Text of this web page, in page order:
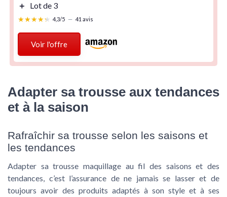
＋
Lot de 3
★★★★★
★★★★★ 4,3/5 — 41 avis
Voir l'offre
Adapter sa trousse aux tendances
et à la saison
Rafraîchir sa trousse selon les saisons et
les tendances
Adapter sa trousse maquillage au fil des saisons et des
tendances, c’est l’assurance de ne jamais se lasser et de
toujours avoir des produits adaptés à son style et à ses